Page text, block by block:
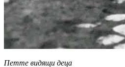
Петте видящи деца